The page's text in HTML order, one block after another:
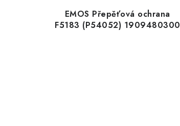
EMOS Přepěťová ochrana
F5183 (P54052) 1909480300